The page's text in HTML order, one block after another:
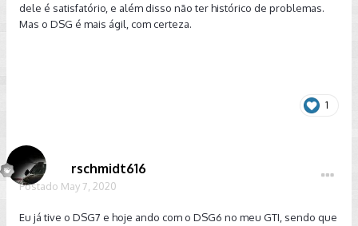
dele é satisfatório, e além disso não ter histórico de problemas.
Mas o DSG é mais ágil, com certeza.
1
rschmidt616
Postado May 7, 2020
Eu já tive o DSG7 e hoje ando com o DSG6 no meu GTI, sendo que